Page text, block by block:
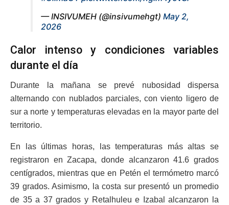
— INSIVUMEH (@insivumehgt) May 2,
2026
Calor intenso y condiciones variables
durante el día
Durante la mañana se prevé nubosidad dispersa
alternando con nublados parciales, con viento ligero de
sur a norte y temperaturas elevadas en la mayor parte del
territorio.
En las últimas horas, las temperaturas más altas se
registraron en Zacapa, donde alcanzaron 41.6 grados
centígrados, mientras que en Petén el termómetro marcó
39 grados. Asimismo, la costa sur presentó un promedio
de 35 a 37 grados y Retalhuleu e Izabal alcanzaron la